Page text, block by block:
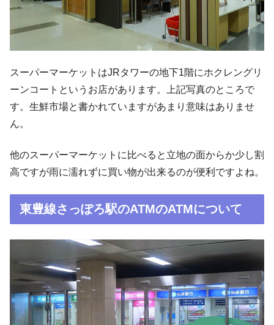
スーパーマーケットはJRタワーの地下1階にホクレングリ
ーンコートというお店があります。上記写真のところで
す。生鮮市場と書かれていますがあまり意味はありませ
ん。
他のスーパーマーケットに比べると立地の面からか少し割
高ですが雨に濡れずに買い物が出来るのが便利ですよね。
東豊線さっぽろ駅のATMのATMについて